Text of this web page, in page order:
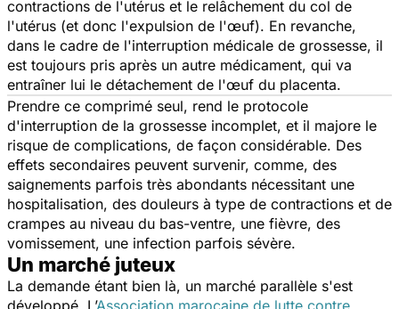
contractions de l'utérus et le relâchement du col de
l'utérus (et donc l'expulsion de l'œuf). En revanche,
dans le cadre de l'interruption médicale de grossesse, il
est toujours pris après un autre médicament, qui va
entraîner lui le détachement de l'œuf du placenta.
Prendre ce comprimé seul, rend le protocole
d'interruption de la grossesse incomplet, et il majore le
risque de complications, de façon considérable. Des
effets secondaires peuvent survenir, comme, des
saignements parfois très abondants nécessitant une
hospitalisation, des douleurs à type de contractions et de
crampes au niveau du bas-ventre, une fièvre, des
vomissement, une infection parfois sévère.
Un marché juteux
La demande étant bien là, un marché parallèle s'est
développé. L’Association marocaine de lutte contre